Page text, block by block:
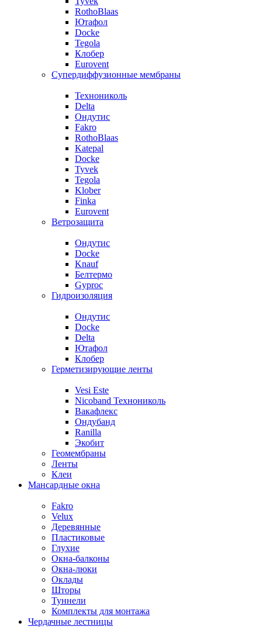
RothoBlaas
Ютафол
Docke
Tegola
Клобер
Eurovent
Супердиффузионные мембраны
Технониколь
Delta
Ондутис
Fakro
RothoBlaas
Katepal
Docke
Tyvek
Tegola
Klober
Finka
Eurovent
Ветрозащита
Ондутис
Docke
Knauf
Белтермо
Gyproc
Гидроизоляция
Ондутис
Docke
Delta
Ютафол
Клобер
Герметизирующие ленты
Vesi Este
Nicoband Технониколь
Вакафлекс
Ондубанд
Ranilla
Экобит
Геомембраны
Ленты
Клеи
Мансардные окна
Fakro
Velux
Деревянные
Пластиковые
Глухие
Окна-балконы
Окна-люки
Оклады
Шторы
Туннели
Комплекты для монтажа
Чердачные лестницы